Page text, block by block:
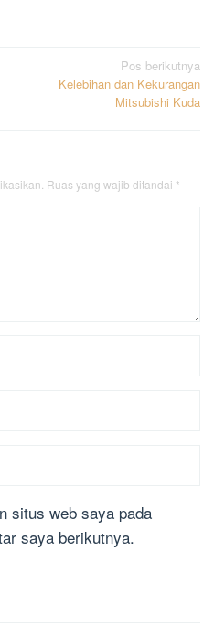
Pos berikutnya
Kelebihan dan Kekurangan
Mitsubishi Kuda
Ruas yang wajib ditandai *
situs web saya pada
saya berikutnya.